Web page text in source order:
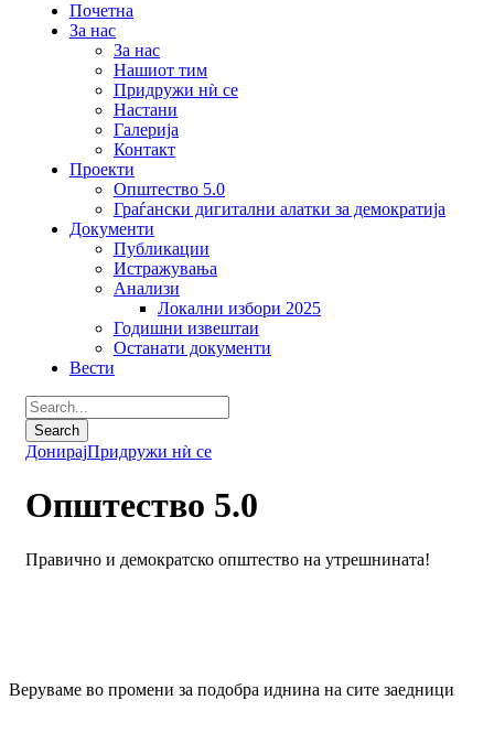
Почетна
За нас
За нас
Нашиот тим
Придружи нѝ се
Настани
Галерија
Контакт
Проекти
Општество 5.0
Граѓански дигитални алатки за демократија
Документи
Публикации
Истражувања
Анализи
Локални избори 2025
Годишни извештаи
Останати документи
Вести
ДонирајПридружи нѝ се
Општество 5.0
Правично и демократско општество на утрешнината!
Веруваме во промени за подобра иднина на сите заедници